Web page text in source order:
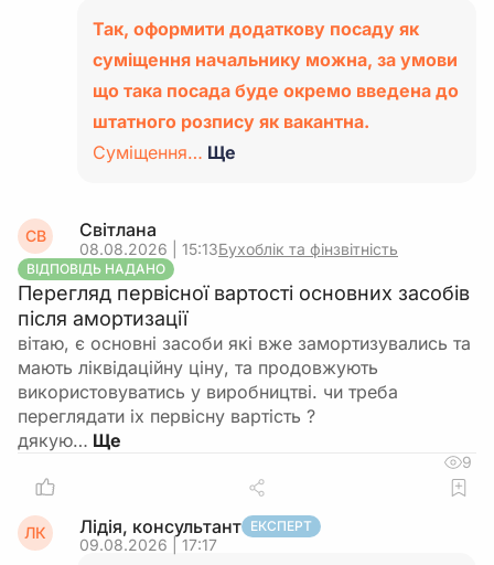
Так, оформити додаткову посаду як
суміщення начальнику можна, за умови
що така посада буде окремо введена до
штатного розпису як вакантна.
Суміщення… Ще
СВ Світлана
08.08.2026 | 15:13Бухоблік та фінзвітність
ВІДПОВІДЬ НАДАНО
Перегляд первісної вартості основних засобів
після амортизації
вітаю, є основні засоби які вже замортизувались та
мають ліквідаційну ціну, та продовжують
використовуватись у виробництві. чи треба
переглядати іх первісну вартість ?
дякую…
9
ЛК Лідія, консультант ЕКСПЕРТ
09.08.2026 | 17:17